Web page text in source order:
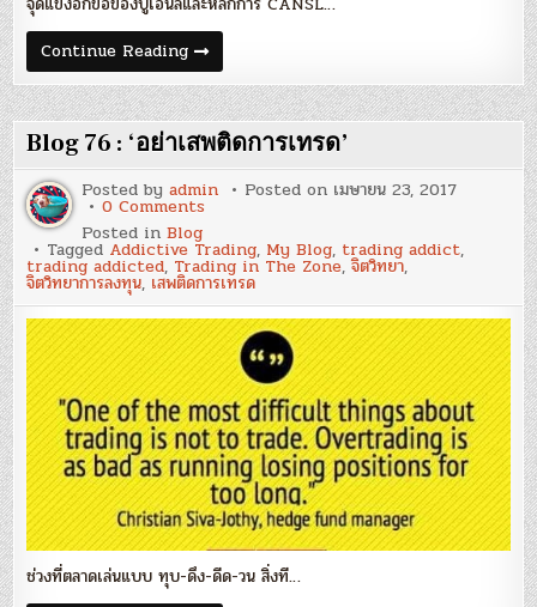
Continue ReadingBlog
77
:
‘การ
ประเมิน
คุณภาพ
ของ
กำไร
สำหรับ
เทรดเดอร์’
Blog 76 : ‘อย่าเสพติดการเทรด’
Posted byadmin Posted on เมษายน 23, 2017
0 Commentson
76
:
‘อย่า
เสพ
ติด
การ
เทรด’
Posted inBlog
Tagged Addictive Trading, My Blog, trading addict,
trading addicted, Trading in The Zone,จิตวิทยา,
จิตวิทยาการลงทุน, เสพติดการเทรด
ช่วงที่ตลาดเล่นแบบ ทุบ-ดึง-ดีด-วน สิ่งที…